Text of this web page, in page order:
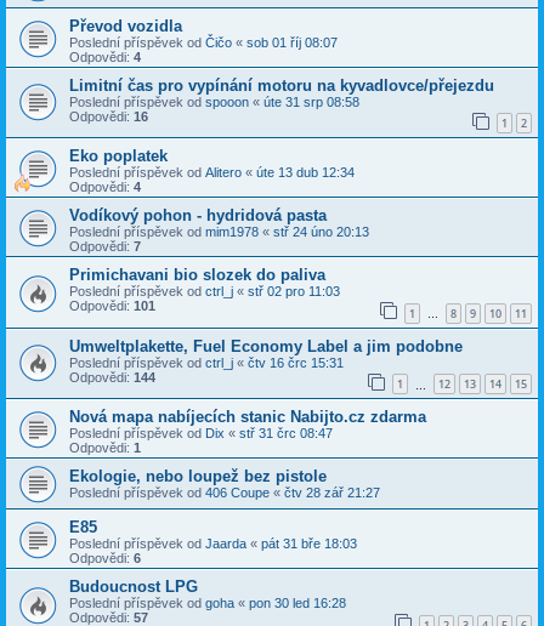
Převod vozidla
Poslední příspěvek od Čičo « sob 01 říj 08:07
Odpovědi: 4
Limitní čas pro vypínání motoru na kyvadlovce/přejezdu
Poslední příspěvek od spooon « úte 31 srp 08:58
Odpovědi: 16 1 2
Eko poplatek
Poslední příspěvek od Alitero « úte 13 dub 12:34
Odpovědi: 4
Vodíkový pohon - hydridová pasta
Poslední příspěvek od mim1978 « stř 24 úno 20:13
Odpovědi: 7
Primichavani bio slozek do paliva
Poslední příspěvek od ctrl_j « stř 02 pro 11:03
Odpovědi: 101 1 … 8 9 10 11
Umweltplakette, Fuel Economy Label a jim podobne
Poslední příspěvek od ctrl_j « čtv 16 črc 15:31
Odpovědi: 144 1 12 13 14 15
Nová mapa nabíjecích stanic Nabijto.cz zdarma
Poslední příspěvek od Dix « stř 31 črc 08:47
Odpovědi: 1
Ekologie, nebo loupež bez pistole
Poslední příspěvek od 406 Coupe « čtv 28 zář 21:27
E85
Poslední příspěvek od Jaarda « pát 31 bře 18:03
Odpovědi: 6
Budoucnost LPG
Poslední příspěvek od goha « pon 30 led 16:28
Odpovědi: 57